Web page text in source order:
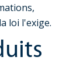
loi l'exige.